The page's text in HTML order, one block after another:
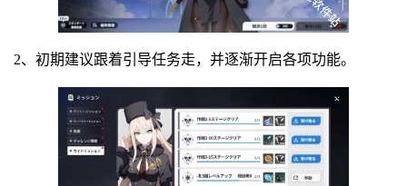
2、初期建议跟着引导任务走，并逐渐开启各项功能。